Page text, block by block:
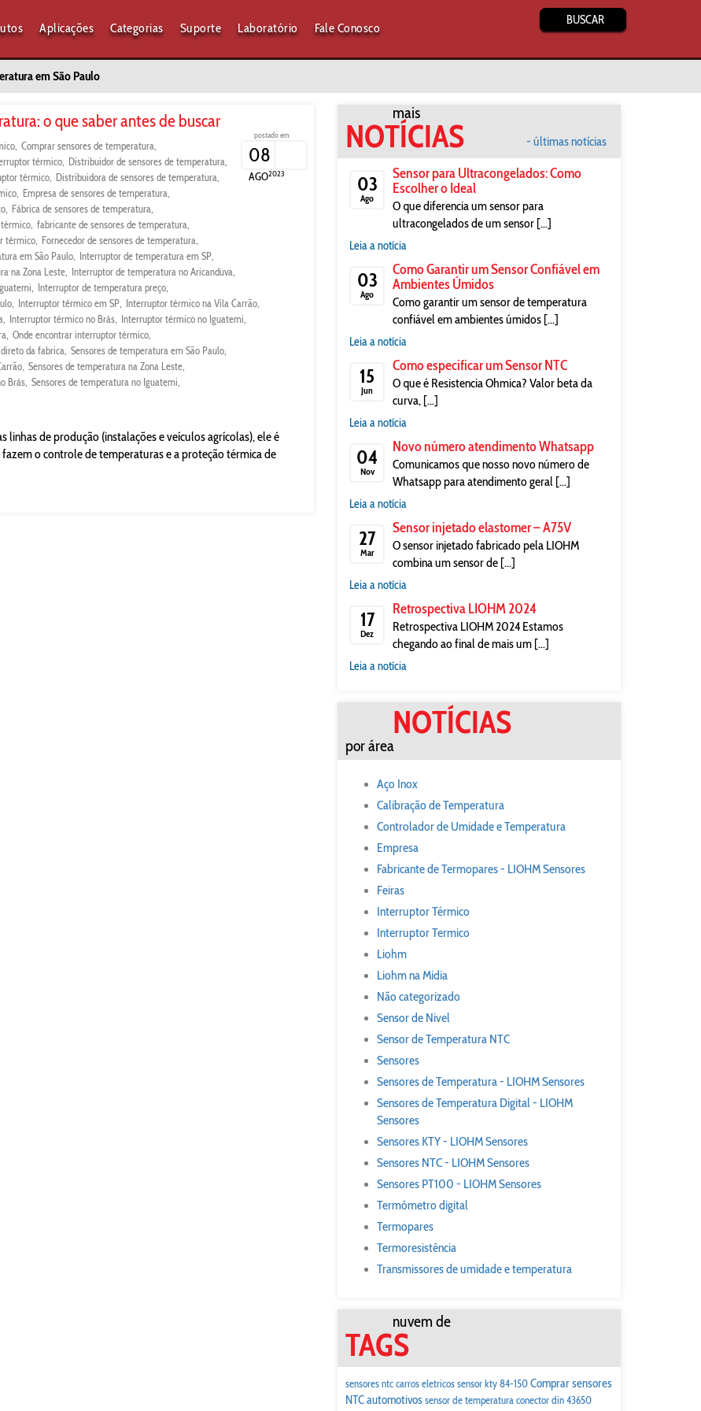
BUSCAR
Aplicações Categorias Suporte Laboratório Fale Conosco
em São Paulo
o que saber antes de buscar
postado em
08
AGO2023
Comprar sensores de temperatura
térmico Distribuidor de sensores de temperatura
térmico Distribuidora de sensores de temperatura
Empresa de sensores de temperatura
Fábrica de sensores de temperatura
fabricante de sensores de temperatura
térmico Fornecedor de sensores de temperatura
em São Paulo Interruptor de temperatura em SP
na Zona Leste Interruptor de temperatura no Aricanduva
Interruptor de temperatura preço
Interruptor térmico em SP Interruptor térmico na Vila Carrão
Interruptor térmico no Brás Interruptor térmico no Iguatemi
Onde encontrar interruptor térmico
da fabrica Sensores de temperatura em São Paulo
Sensores de temperatura na Zona Leste
Brás Sensores de temperatura no Iguatemi
de produção (instalações e veículos agrícolas), ele é
o controle de temperaturas e a proteção térmica de
mais
NOTÍCIAS - últimas notícias
03
Ago
Sensor para Ultracongelados: Como
Escolher o Ideal
O que diferencia um sensor para
ultracongelados de um sensor [...]
Leia a notícia
03
Ago
Como Garantir um Sensor Confiável em
Ambientes Úmidos
Como garantir um sensor de temperatura
confiável em ambientes úmidos [...]
Leia a notícia
15
Jun
Como especificar um Sensor NTC
O que é Resistencia Ohmica? Valor beta da
curva, [...]
Leia a notícia
04
Nov
Novo número atendimento Whatsapp
Comunicamos que nosso novo número de
Whatsapp para atendimento geral [...]
Leia a notícia
27
Mar
Sensor injetado elastomer – A75V
O sensor injetado fabricado pela LIOHM
combina um sensor de [...]
Leia a notícia
17
Dez
Retrospectiva LIOHM 2024
Retrospectiva LIOHM 2024 Estamos
chegando ao final de mais um [...]
Leia a notícia
NOTÍCIAS
por área
Aço Inox
Calibração de Temperatura
Controlador de Umidade e Temperatura
Empresa
Fabricante de Termopares - LIOHM Sensores
Feiras
Interruptor Térmico
Interruptor Termico
Liohm
Liohm na Midia
Não categorizado
Sensor de Nivel
Sensor de Temperatura NTC
Sensores
Sensores de Temperatura - LIOHM Sensores
Sensores de Temperatura Digital - LIOHM
Sensores
Sensores KTY - LIOHM Sensores
Sensores NTC - LIOHM Sensores
Sensores PT100 - LIOHM Sensores
Termômetro digital
Termopares
Termoresistência
Transmissores de umidade e temperatura
nuvem de
TAGS
sensores ntc carros eletricossensor kty 84-150Comprar sensores
NTC automotivossensor de temperatura conector din 43650